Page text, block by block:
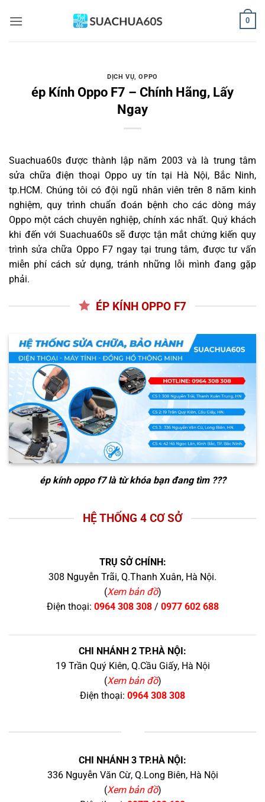
qua
0
DỊCH VỤ,OPPO
ép Kính Oppo F7 – Chính Hãng, Lấy
Ngay
Suachua60s được thành lập năm 2003 và là trung tâm
sửa chữa điện thoại Oppo uy tín tại Hà Nội, Bắc Ninh,
tp.HCM. Chúng tôi có đội ngũ nhân viên trên 8 năm kinh
nghiệm, quy trình chuẩn đoán bệnh cho các dòng máy
Oppo một cách chuyên nghiệp, chính xác nhất. Quý khách
khi đến với Suachua60s sẽ được tận mắt chứng kiến quy
trình sửa chữa Oppo F7 ngay tại trung tâm, được tư vấn
miễn phí cách sử dụng, tránh những lỗi mình đang gặp
phải.
ÉP KÍNH OPPO F7
ép kính oppo f7là từ khóa bạn đang tìm ???
HỆ THỐNG 4 CƠ SỞ
TRỤ SỞ CHÍNH:
308 Nguyễn Trãi, Q.Thanh Xuân, Hà Nội.
(Xem bản đồ)
Điện thoại: 0964 308 308/ 0977 602 688
CHI NHÁNH 2 TP.HÀ NỘI:
19 Trần Quý Kiên, Q.Cầu Giấy, Hà Nội
(Xem bản đồ)
Điện thoại: 0964 308 308
CHI NHÁNH 3 TP.HÀ NỘI:
336 Nguyễn Văn Cừ, Q.Long Biên, Hà Nội
(Xem bản đồ)